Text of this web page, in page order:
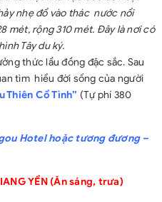
nhẹ đổ vào thác nước nổi
mét, rộng 310 mét. Đây là nơi có
Tây du ký.
thức lẩu đồng đặc sắc. Sau
tìm hiểu đời sống của người
Thiên Cổ Tình” (Tự phí 380
Hotel hoặc tương đương –
YỂN (Ăn sáng, trưa)